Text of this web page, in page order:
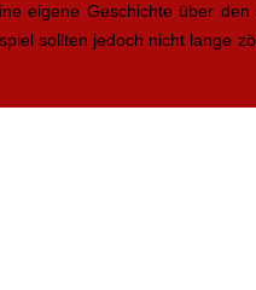
eigene Geschichte über
sollten jedoch nicht lange